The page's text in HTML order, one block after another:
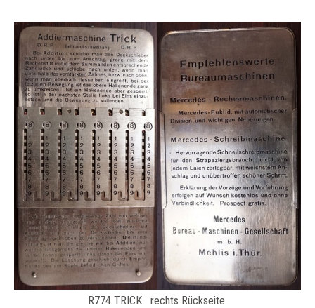
R774 TRICK rechts Rückseite